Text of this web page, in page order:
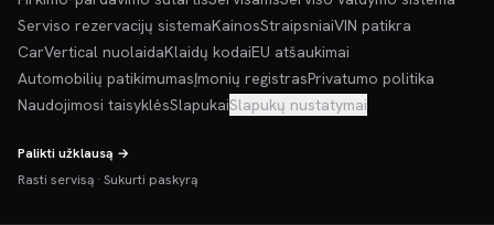
Serviso rezervacijų sistemaKainosStraipsniaiVIN patikra
CarVertical nuolaidaKlaidų kodaiEU atšaukimai
Automobilių patikimumasĮmonių registrasPrivatumo politika
Naudojimosi taisyklėsSlapukaiSlapukų nustatymai
Palikti užklausą →
Rasti servisą · Sukurti paskyrą